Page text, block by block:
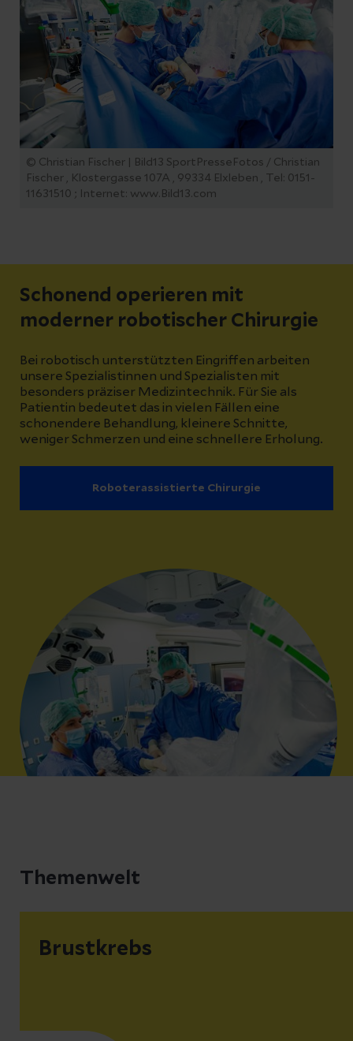
© Christian Fischer | Bild13 SportPresseFotos / Christian
Fischer , Klostergasse 107A , 99334 Elxleben , Tel: 0151-
11631510 ; Internet: www.Bild13.com
Schonend operieren mit
moderner robotischer Chirurgie
Bei robotisch unterstützten Eingriffen arbeiten
unsere Spezialistinnen und Spezialisten mit
besonders präziser Medizintechnik. Für Sie als
Patientin bedeutet das in vielen Fällen eine
schonendere Behandlung, kleinere Schnitte,
weniger Schmerzen und eine schnellere Erholung.
Roboterassistierte Chirurgie
Themenwelt
Brustkrebs